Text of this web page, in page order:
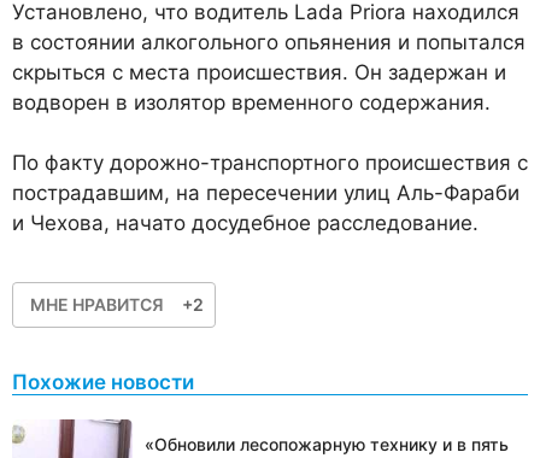
Установлено, что водитель Lada Priora находился
в состоянии алкогольного опьянения и попытался
скрыться с места происшествия. Он задержан и
водворен в изолятор временного содержания.
По факту дорожно-транспортного происшествия с
пострадавшим, на пересечении улиц Аль-Фараби
и Чехова, начато досудебное расследование.
МНЕ НРАВИТСЯ +2
Похожие новости
«Обновили лесопожарную технику и в пять